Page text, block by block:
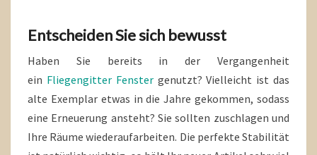
Entscheiden Sie sich bewusst
Haben Sie bereits in der Vergangenheit
ein Fliegengitter Fenstergenutzt? Vielleicht ist das
alte Exemplar etwas in die Jahre gekommen, sodass
eine Erneuerung ansteht? Sie sollten zuschlagen und
Ihre Räume wiederaufarbeiten. Die perfekte Stabilität